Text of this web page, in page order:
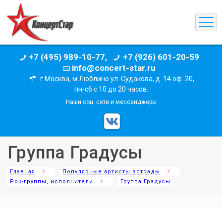
+7 (495) 989-10-77,
+7 (926) 601-20-59
info@concert-star.ru
г.Москва, м.Люблино ул. Судакова, д. 14 оф. 20,
пн-сб с 10 до 20 часов.
Наши соц. сети и мессенджеры
Группа Градусы
Главная
Популярные артисты эстрады
Рок-группы, исполнители
Группа Градусы